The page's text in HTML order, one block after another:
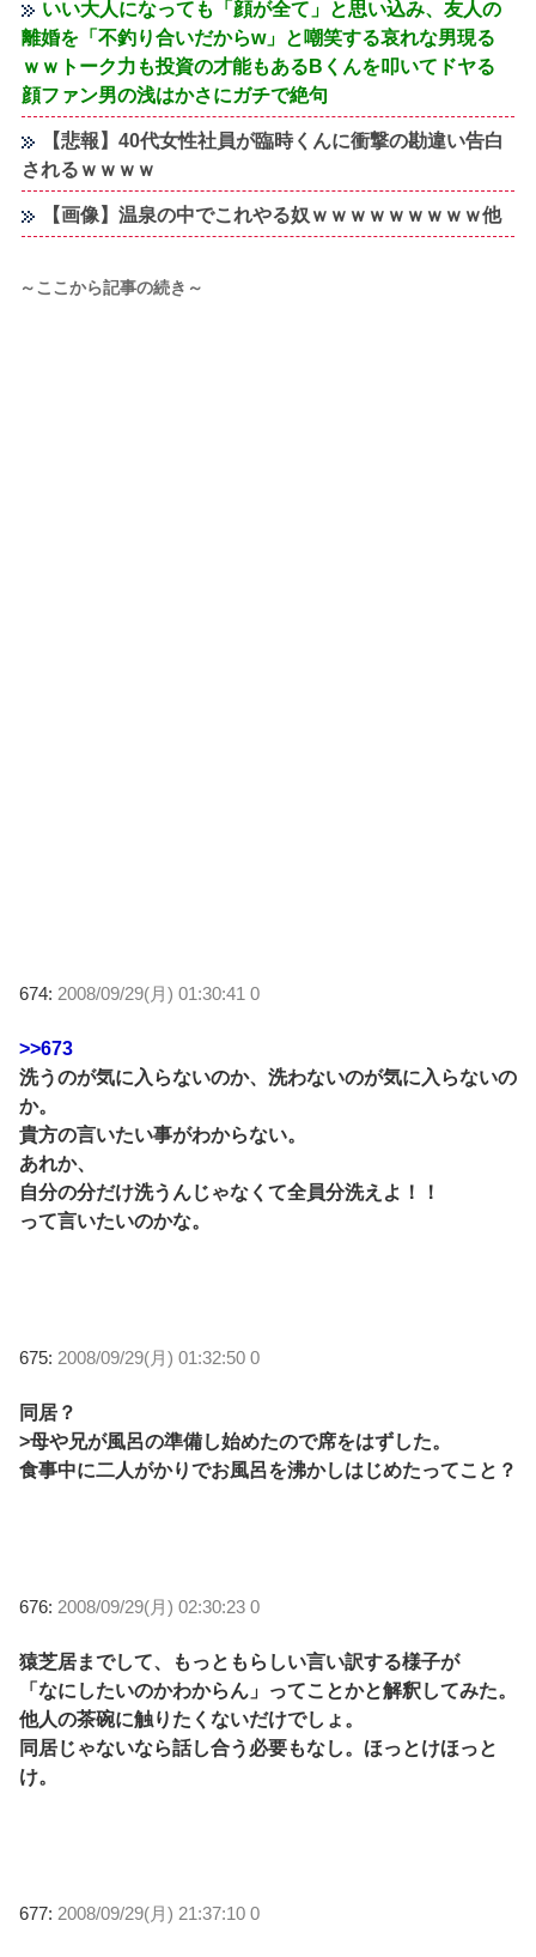
いい大人になっても「顔が全て」と思い込み、友人の
離婚を「不釣り合いだからw」と嘲笑する哀れな男現る
ｗｗトーク力も投資の才能もあるBくんを叩いてドヤる
顔ファン男の浅はかさにガチで絶句
【悲報】40代女性社員が臨時くんに衝撃の勘違い告白
されるｗｗｗｗ
【画像】温泉の中でこれやる奴ｗｗｗｗｗｗｗｗｗ他
～ここから記事の続き～
674: 2008/09/29(月) 01:30:41 0
>>673
洗うのが気に入らないのか、洗わないのが気に入らないの
か。
貴方の言いたい事がわからない。
あれか、
自分の分だけ洗うんじゃなくて全員分洗えよ！！
って言いたいのかな。
675: 2008/09/29(月) 01:32:50 0
同居？
>母や兄が風呂の準備し始めたので席をはずした。
食事中に二人がかりでお風呂を沸かしはじめたってこと？
676: 2008/09/29(月) 02:30:23 0
猿芝居までして、もっともらしい言い訳する様子が
「なにしたいのかわからん」ってことかと解釈してみた。
他人の茶碗に触りたくないだけでしょ。
同居じゃないなら話し合う必要もなし。ほっとけほっと
け。
677: 2008/09/29(月) 21:37:10 0